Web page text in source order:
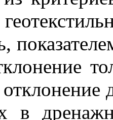
в